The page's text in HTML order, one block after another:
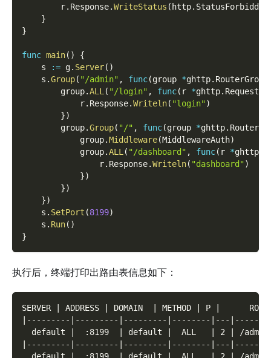
        r
. Response.WriteStatus ( http. StatusForbidden
}
}
func main( )
{
    s
:= g. Server( )
    s
.Group( "/admin" , func(group *ghttp. RouterGroup
        group
.ALL ( "/login" , func( r *ghttp. Request
            r
. Response.Writeln( "login")
})
        group
.Group( "/" , func(group *ghttp.
            group
.Middleware(MiddlewareAuth)
            group
.ALL ( "/dashboard" , func( r *ghttp
                r
. Response.Writeln( "dashboard")
})
})
})
    s
. SetPort (8199)
    s
. Run( )
}
执行后，终端打印出路由表信息如下：
SERVER | ADDRESS | DOMAIN  | METHOD | P |
|---------|---------|---------|--------|---
default |  :8199  | default |  ALL   | 2 | /
|---------|---------|---------|--------|---
default |  :8199  | default |  ALL   | 2 | /